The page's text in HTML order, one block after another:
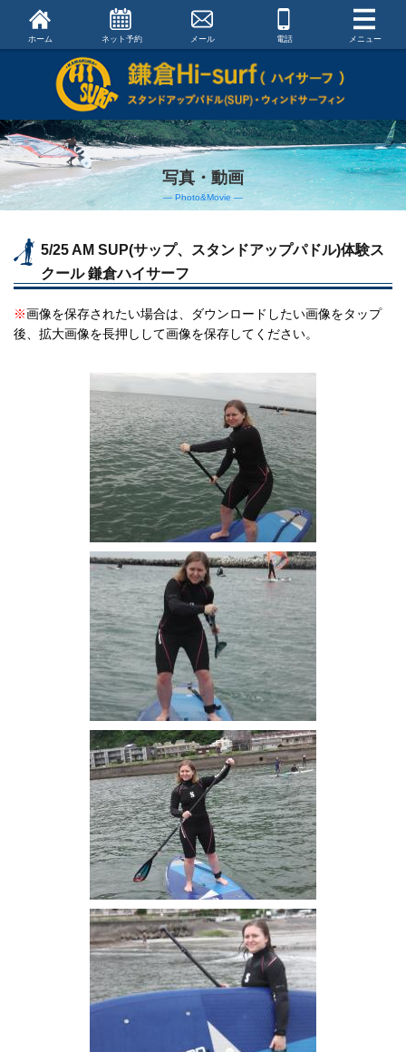
ホーム ネット予約 メール 電話 メニュー
写真・動画
― Photo&Movie ―
5/25 AM SUP(サップ、スタンドアップパドル)体験ス
クール 鎌倉ハイサーフ
※画像を保存されたい場合は、ダウンロードしたい画像をタップ
後、拡大画像を長押しして画像を保存してください。